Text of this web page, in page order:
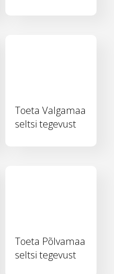
Toeta Valgamaa
seltsi tegevust
Toeta Põlvamaa
seltsi tegevust